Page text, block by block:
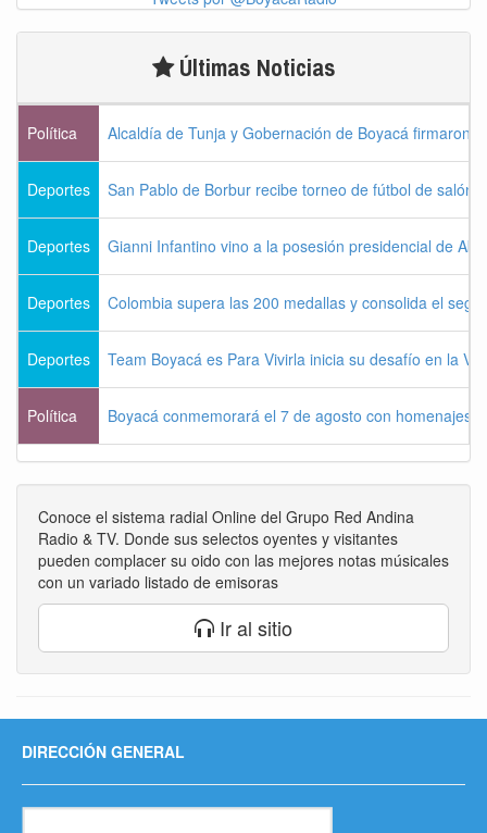
Últimas Noticias
Política Alcaldía de Tunja y Gobernación de Boyacá firmaron
Deportes San Pablo de Borbur recibe torneo de fútbol de salón
Deportes Gianni Infantino vino a la posesión presidencial de
Deportes Colombia supera las 200 medallas y consolida el
Deportes Team Boyacá es Para Vivirla inicia su desafío en la
Política Boyacá conmemorará el 7 de agosto con homenajes
Conoce el sistema radial Online del Grupo Red Andina
Radio & TV. Donde sus selectos oyentes y visitantes
pueden complacer su oido con las mejores notas músicales
con un variado listado de emisoras
Ir al sitio
DIRECCIÓN GENERAL